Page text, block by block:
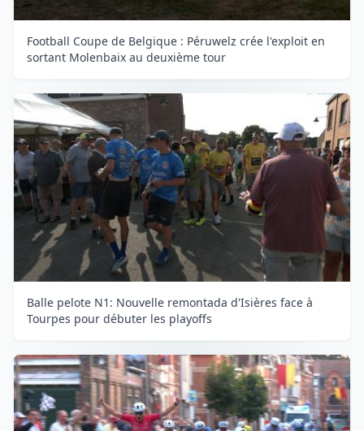
Football Coupe de Belgique : Péruwelz crée l'exploit en
sortant Molenbaix au deuxième tour
Balle pelote N1: Nouvelle remontada d'Isières face à
Tourpes pour débuter les playoffs